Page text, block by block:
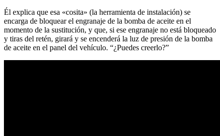
Él explica que esa «cosita» (la herramienta de instalación) se
encarga de bloquear el engranaje de la bomba de aceite en el
momento de la sustitución, y que, si ese engranaje no está bloqueado
y tiras del retén, girará y se encenderá la luz de presión de la bomba
de aceite en el panel del vehículo. “¿Puedes creerlo?”